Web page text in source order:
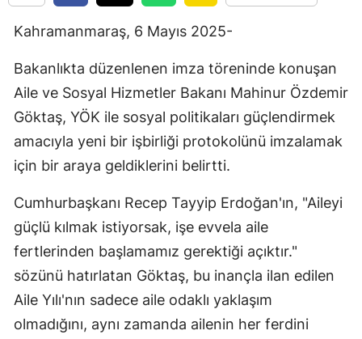
Kahramanmaraş, 6 Mayıs 2025-
Bakanlıkta düzenlenen imza töreninde konuşan
Aile ve Sosyal Hizmetler Bakanı Mahinur Özdemir
Göktaş, YÖK ile sosyal politikaları güçlendirmek
amacıyla yeni bir işbirliği protokolünü imzalamak
için bir araya geldiklerini belirtti.
Cumhurbaşkanı Recep Tayyip Erdoğan'ın, "Aileyi
güçlü kılmak istiyorsak, işe evvela aile
fertlerinden başlamamız gerektiği açıktır."
sözünü hatırlatan Göktaş, bu inançla ilan edilen
Aile Yılı'nın sadece aile odaklı yaklaşım
olmadığını, aynı zamanda ailenin her ferdini